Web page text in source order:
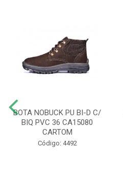
BOTA NOBUCK PU BI-D C/
BIQ PVC 36 CA15080
CARTOM
Código: 4492